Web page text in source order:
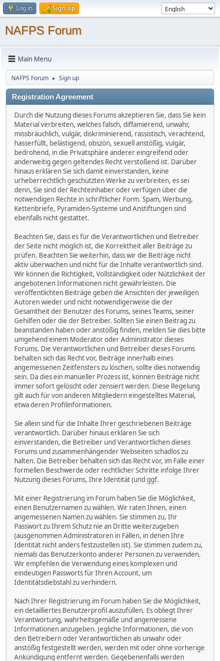
Log in Sign up
NAFPS Forum
Main Menu
NAFPS Forum ► Sign up
Registration Agreement
Durch die Nutzung dieses Forums akzeptieren Sie, dass Sie kein
Material verbreiten, welches falsch, diffamierend, unwahr,
missbräuchlich, vulgär, diskriminierend, rassistisch, verachtend,
hasserfüllt, belästigend, obszön, sexuell anstößig, vulgär,
bedrohend, in die Privatsphäre anderer eingreifend oder
anderweitig gegen geltendes Recht verstoßend ist. Darüber
hinaus erklären Sie sich damit einverstanden, keine
urheberrechtlich geschützten Werke zu verbreiten, es sei
denn, Sie sind der Rechteinhaber oder verfügen über die
notwendigen Rechte in schriftlicher Form. Spam, Werbung,
Kettenbriefe, Pyramiden-Systeme und Anstiftungen sind
ebenfalls nicht gestattet.
Beachten Sie, dass es für die Verantwortlichen und Betreiber
der Seite nicht möglich ist, die Korrektheit aller Beiträge zu
prüfen. Beachten Sie weiterhin, dass wir die Beiträge nicht
aktiv überwachen und nicht für die Inhalte verantwortlich sind.
Wir können die Richtigkeit, Vollständigkeit oder Nützlichkeit der
angebotenen Informationen nicht gewährleisten. Die
veröffentlichten Beiträge geben die Ansichten der jeweiligen
Autoren wieder und nicht notwendigerweise die der
Gesamtheit der Benutzer des Forums, seines Teams, seiner
Gehilfen oder die der Betreiber. Sollten Sie einen Beitrag zu
beanstanden haben oder anstößig finden, melden Sie dies bitte
umgehend einem Moderator oder Administrator dieses
Forums. Die Verantwortlichen und Betreiber dieses Forums
behalten sich das Recht vor, Beiträge innerhalb eines
angemessenen Zeitfensters zu löschen, sollte dies notwendig
sein. Da dies ein manueller Prozess ist, können Beiträge nicht
immer sofort gelöscht oder zensiert werden. Diese Regelung
gilt auch für von anderen Mitgliedern eingestelltes Material,
etwa deren Profilinformationen.
Sie allein sind für die Inhalte Ihrer geschriebenen Beiträge
verantwortlich. Darüber hinaus erklären Sie sich
einverstanden, die Betreiber und Verantwortlichen dieses
Forums und zusammenhängender Webseiten schadlos zu
halten. Die Betreiber behalten sich das Recht vor, im Falle einer
formellen Beschwerde oder rechtlicher Schritte infolge Ihrer
Nutzung dieses Forums, Ihre Identität (und ggf.
Mit einer Registrierung im Forum haben Sie die Möglichkeit,
einen Benutzernamen zu wählen. Wir raten Ihnen, einen
angemessenen Namen zu wählen. Sie stimmen zu, Ihr
Passwort zu Ihrem Schutz nie an Dritte weiterzugeben
(ausgenommen Administratoren in Fällen, in denen Ihre
Identität nicht anders festzustellen ist). Sie stimmen zudem zu,
niemals das Benutzerkonto anderer Personen zu verwenden.
Wir empfehlen die Verwendung eines komplexen und
eindeutigen Passworts für Ihren Account, um
Identitätsdiebstahl zu verhindern.
Nach Ihrer Registrierung im Forum haben Sie die Möglichkeit,
ein detailliertes Benutzerprofil auszufüllen. Es obliegt Ihrer
Verantwortung, wahrheitsgemäße und angemessene
Informationen anzugeben. Jegliche Informationen, die von
den Betreibern oder Verantwortlichen als unwahr oder
anstößig festgestellt werden, werden mit oder ohne vorherige
Ankündigung entfernt werden. Gegebenenfalls werden